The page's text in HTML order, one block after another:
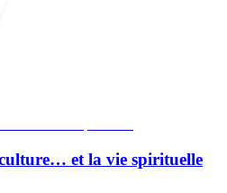
et la vie spirituelle